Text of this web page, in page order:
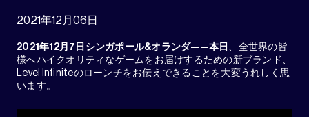
2021年12月06日
2021年12月7日シンガポール&オランダ——本日 、全世界の皆
様へハイクオリティなゲームをお届けするための新ブランド、
Level Infiniteのローンチをお伝えできることを大変うれしく思
います。